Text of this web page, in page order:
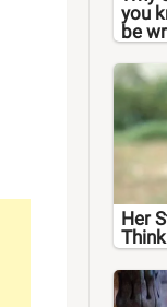
you
be
Her